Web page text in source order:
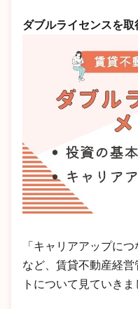
ダブルライセンスを取
「キャリアアップに
など、賃貸不動産経
トについて見ていきま